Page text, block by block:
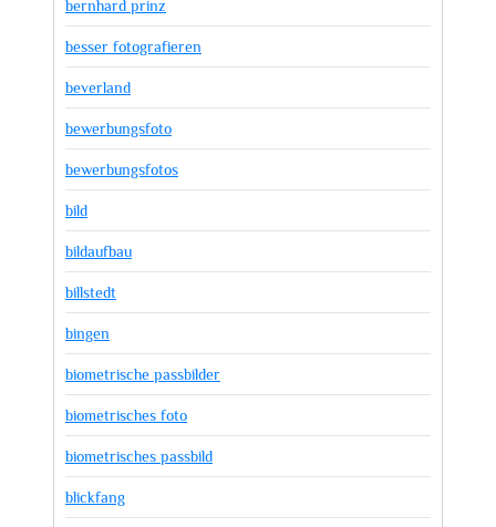
bernhard prinz
besser fotografieren
beverland
bewerbungsfoto
bewerbungsfotos
bild
bildaufbau
billstedt
bingen
biometrische passbilder
biometrisches foto
biometrisches passbild
blickfang